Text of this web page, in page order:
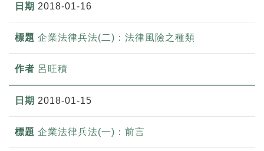
2018-01-16
企業法律兵法(二)：法律風險之種類
呂旺積
2018-01-15
企業法律兵法(一)：前言